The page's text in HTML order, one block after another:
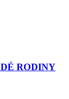
RODINY